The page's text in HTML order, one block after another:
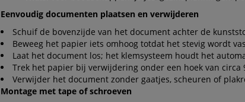
Eenvoudig documenten plaatsen en verwijderen
Schuif de bovenzijde van het document achter de
Beweeg het papier iets omhoog totdat het stevig wordt
Laat het document los; het klemsysteem houdt het
Trek het papier bij verwijdering onder een hoek van circa
Verwijder het document zonder gaatjes, scheuren of
Montage met tape of schroeven